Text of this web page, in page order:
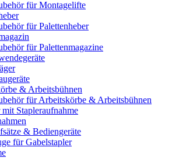
für Montagelifte
für Palettenheber
für Palettenmagazine
& Arbeitsbühnen
für Arbeitskörbe & Arbeitsbühnen
Stapleraufnahme
& Bediengeräte
für Gabelstapler